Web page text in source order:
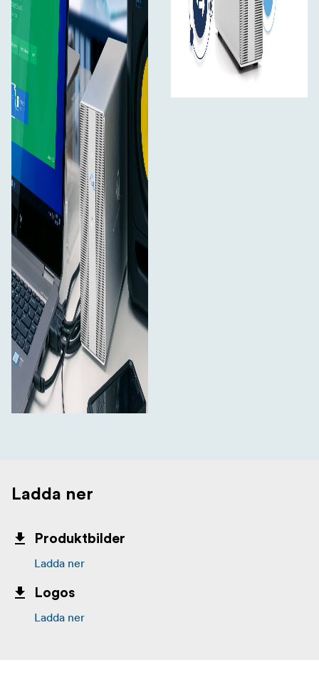
Ladda ner
Produktbilder
Ladda ner
Logos
Ladda ner